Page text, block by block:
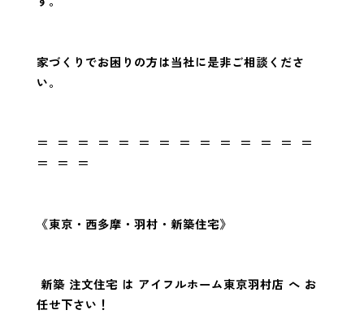
家づくりでお困りの方は当社に是非ご相談くださ
い。
＝ ＝ ＝ ＝ ＝ ＝ ＝ ＝ ＝ ＝ ＝ ＝ ＝ ＝
＝ ＝ ＝
《東京・西多摩・羽村・新築住宅》
新築 注文住宅 は アイフルホーム東京羽村店 へ お
任せ下さい！